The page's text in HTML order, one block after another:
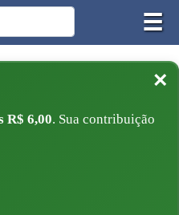
☰
×
R$ 6,00. Sua contribuição